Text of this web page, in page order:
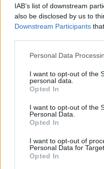
IAB’s list of downstream
also be disclosed by us to
Downstream Participants
Personal Data
I want to opt-out of the
personal data.
Opted In
I want to opt-out of the
Personal Data.
Opted In
I want to opt-out of
Personal Data for
Opted In